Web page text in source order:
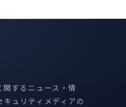
するニュース・情
ュリティメディアの